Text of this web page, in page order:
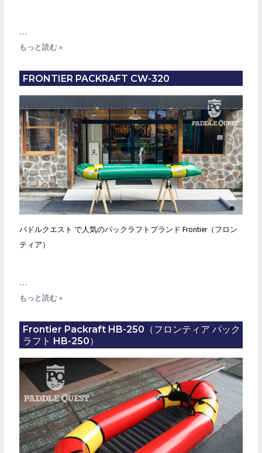
…
FRONTIER
HB-
もっと読む »
FRONTIER PACKRAFT CW-320
パドルクエスト で人気のパックラフトブランド Frontier（フロン
ティア）
…
FRONTIER
CW-
320
もっと読む »
Frontier Packraft HB-250（フロンティア パック
ラフト HB-250）